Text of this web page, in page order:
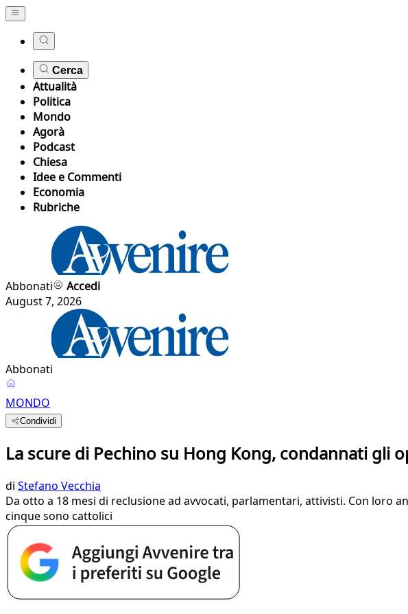
Cerca
Attualità
Politica
Mondo
Agorà
Podcast
Chiesa
Idee e Commenti
Economia
Rubriche
Abbonati
Accedi
August 7, 2026
Abbonati
MONDO
Condividi
La scure di Pechino su Hong Kong, condannati gli
di Stefano Vecchia
Da otto a 18 mesi di reclusione ad avvocati, parlamentari, attivisti. Con loro
cinque sono cattolici